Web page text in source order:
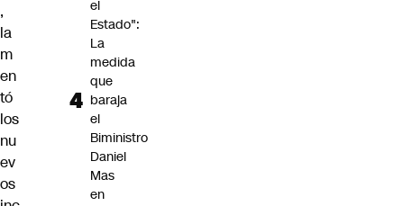
,
la
m
en
tó
los
nu
ev
os
el
Estado":
La
medida
que
baraja
el
Biministro
Daniel
Mas
en